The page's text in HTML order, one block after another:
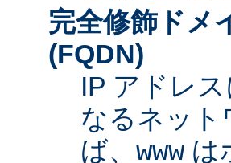
完全修飾ドメ
(FQDN)
IP アドレ
なるネット
ば、 www は